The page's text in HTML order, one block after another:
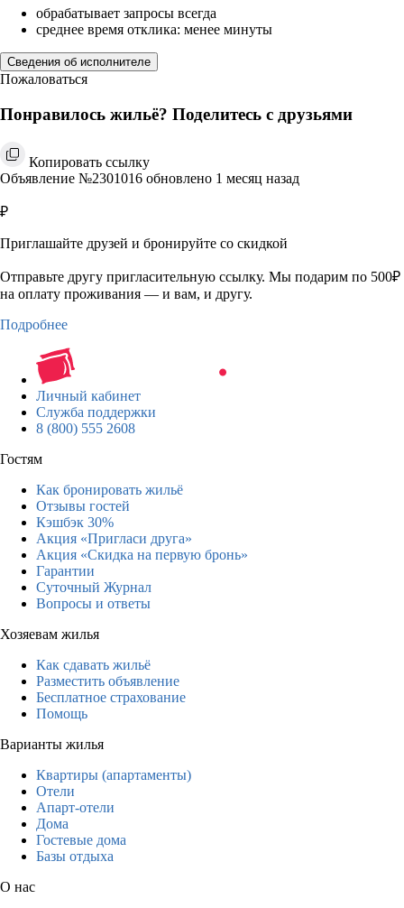
обрабатывает запросы всегда
среднее время отклика: менее минуты
Сведения об исполнителе
Пожаловаться
Понравилось жильё? Поделитесь с друзьями
Копировать ссылку
Объявление №2301016 обновлено 1 месяц назад
₽
Приглашайте друзей и бронируйте со скидкой
Отправьте другу пригласительную ссылку. Мы подарим по 500₽
на оплату проживания — и вам, и другу.
Подробнее
Личный кабинет
Служба поддержки
8 (800) 555 2608
Гостям
Как бронировать жильё
Отзывы гостей
Кэшбэк 30%
Акция «Пригласи друга»
Акция «Скидка на первую бронь»
Гарантии
Суточный Журнал
Вопросы и ответы
Хозяевам жилья
Как сдавать жильё
Разместить объявление
Бесплатное страхование
Помощь
Варианты жилья
Квартиры (апартаменты)
Отели
Апарт-отели
Дома
Гостевые дома
Базы отдыха
О нас